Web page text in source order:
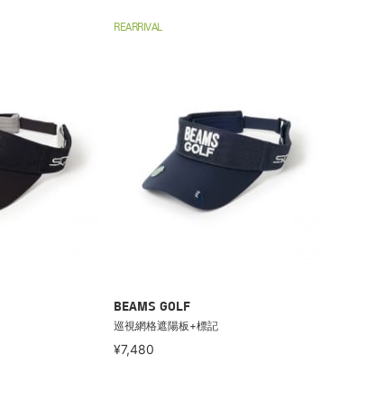
REARRIVAL
BEAMS GOLF
巡視網格遮陽板+標記
¥7,480